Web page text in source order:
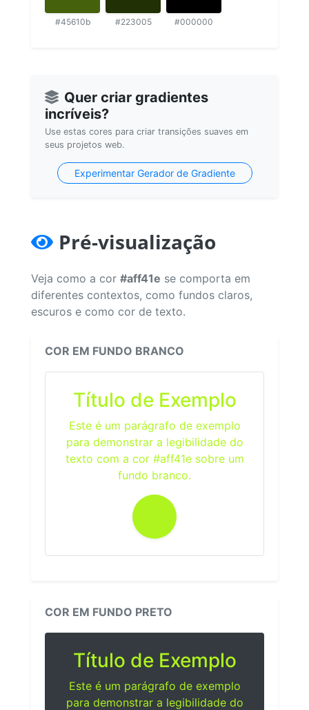
#45610b #223005 #000000
Quer criar gradientes
incríveis?
Use estas cores para criar transições suaves em
seus projetos web.
Experimentar Gerador de Gradiente
Pré-visualização
Veja como a cor #aff41e se comporta em
diferentes contextos, como fundos claros,
escuros e como cor de texto.
COR EM FUNDO BRANCO
Título de Exemplo
Este é um parágrafo de exemplo
para demonstrar a legibilidade do
texto com a cor #aff41e sobre um
fundo branco.
COR EM FUNDO PRETO
Título de Exemplo
Este é um parágrafo de exemplo
para demonstrar a legibilidade do